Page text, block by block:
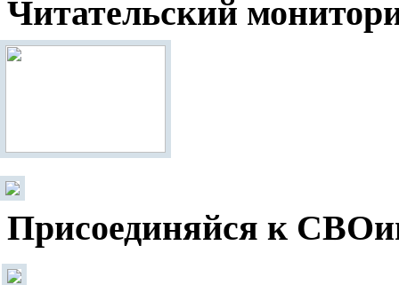
Читательский
Присоединяйся к